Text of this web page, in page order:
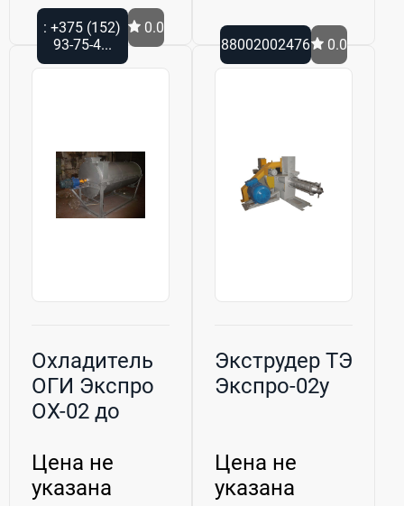
: +375 (152)
93-75-4...
0.0
88002002476 0.0
Охладитель
ОГИ Экспро
ОХ-02 до
Цена не
указана
Экструдер ТЭ
Экспро-02у
Цена не
указана